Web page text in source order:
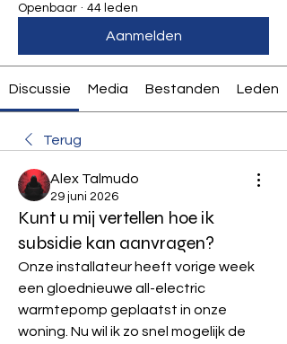
Openbaar · 44 leden
Aanmelden
Discussie Media Bestanden Leden
Terug
Alex Talmudo
29 juni 2026
Kunt u mij vertellen hoe ik
subsidie ​​kan aanvragen?
Onze installateur heeft vorige week
een gloednieuwe all-electric
warmtepomp geplaatst in onze
woning. Nu wil ik zo snel mogelijk de